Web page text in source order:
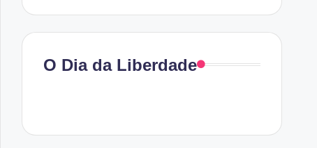
O Dia da Liberdade